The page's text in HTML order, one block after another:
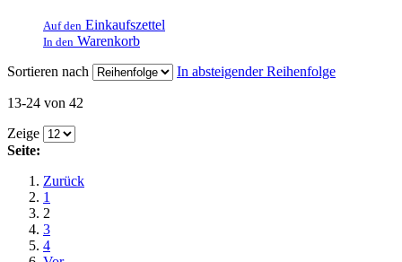
Auf den Einkaufszettel
In den Warenkorb
Sortieren nach
In absteigender Reihenfolge
13-24 von 42
Zeige
Seite:
Zurück
1
2
3
4